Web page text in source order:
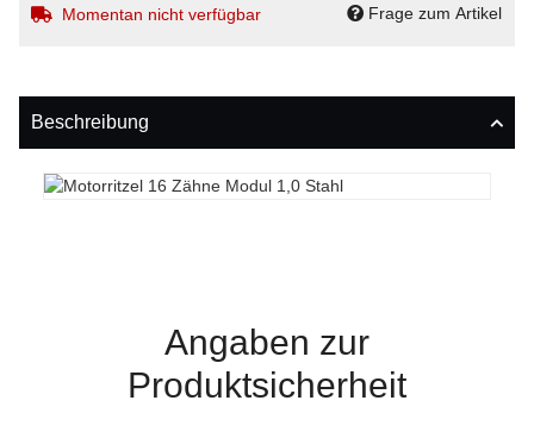
Momentan nicht verfügbar Frage zum Artikel
Beschreibung
Angaben zur
Produktsicherheit